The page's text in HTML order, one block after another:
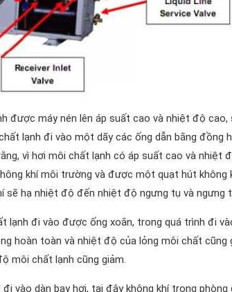
được máy nén lên áp suất cao và nhiệt độ
lạnh đi vào một dãy các ống dẫn bằng đồng
vì hơi môi chất lạnh có áp suất cao và nhiệt
khí môi trường và được một quạt hút không
sẽ hạ nhiệt độ đến nhiệt độ ngưng tụ và ngưng
lạnh đi vào được ống xoắn, trong quá trình đi
hoàn toàn và nhiệt độ của lỏng môi chất cũng
môi chất lạnh cũng giảm.
vào dàn bay hơi, tại đây không khí trong